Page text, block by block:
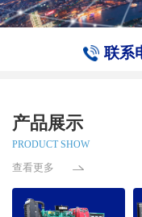
联系
产品展示
PRODUCT SHOW
查看更多